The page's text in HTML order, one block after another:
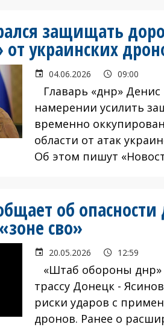
защищать
украинских
04.06.2026 09:00
Главарь «днр»
намерении усилить
временно
области от атак
Об этом пишут
об опасности
сво»
20.05.2026 12:59
«Штаб обороны днр»
трассу Донецк -
риски ударов с
дронов. Ранее о